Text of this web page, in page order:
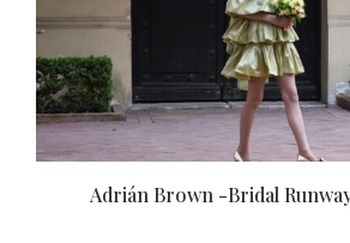
Rocío Rivero -Bridal